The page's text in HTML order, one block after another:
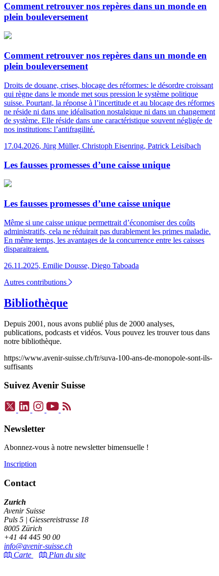
Comment retrouver nos repères dans un monde en
plein bouleversement
Comment retrouver nos repères dans un monde en
plein bouleversement
Droits de douane, crises, blocage des réformes: le désordre croissant
qui règne dans le monde met sous pression le système politique
suisse. Pourtant, la réponse à l’incertitude et au blocage des réformes
ne réside ni dans une idéalisation nostalgique ni dans un changement
de système. Elle réside dans une caractéristique souvent négligée de
nos institutions: l’antifragilité.
17.04.2026, Jürg Müller, Christoph Eisenring, Patrick Leisibach
Les fausses promesses d’une caisse unique
Les fausses promesses d’une caisse unique
Même si une caisse unique permettrait d’économiser des coûts
administratifs, cela ne réduirait pas durablement les primes maladie.
En même temps, les avantages de la concurrence entre les caisses
disparaitraient.
26.11.2025, Emilie Dousse, Diego Taboada
Autres contributions
Bibliothèque
Depuis 2001, nous avons publié plus de 2000 analyses,
publications, podcasts et vidéos. Vous pouvez les trouver tous dans
notre bibliothèque.
https://www.avenir-suisse.ch/fr/suva-100-ans-de-monopole-sont-ils-
suffisants
Suivez Avenir Suisse
Newsletter
Abonnez-vous à notre newsletter bimensuelle !
Inscription
Contact
Zurich
Avenir Suisse
Puls 5 | Giessereistrasse 18
8005 Zürich
+41 44 445 90 00
info@avenir-suisse.ch
Carte
Plan du site